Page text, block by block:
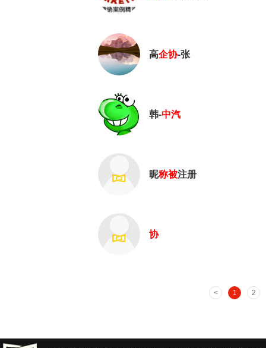
高企协-张
韩-中汽
昵称被注册
协
1 2